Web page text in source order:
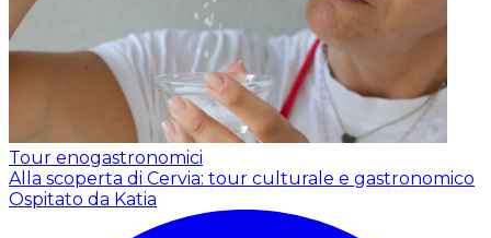
Tour enogastronomici
Alla scoperta di Cervia: tour culturale e gastronomico
Ospitato da Katia